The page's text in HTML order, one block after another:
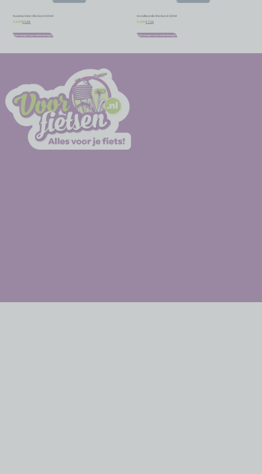
Naaimachine Olie Eurol 100ml
€ € 5,36
Toevoegen aan winkelwagen
Derailleurolie Bio Eurol 100ml
€ 7,95 € 7,16
Toevoegen aan winkelwagen